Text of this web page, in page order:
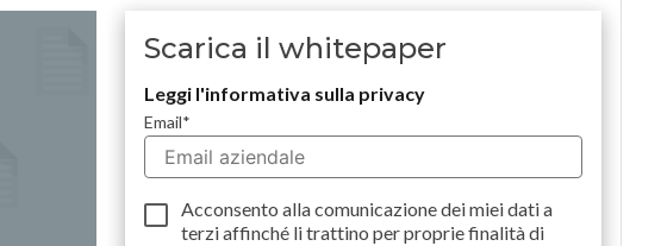
Podcast
Scarica il whitepaper
Leggi l'informativa sulla privacy
Email*
Acconsento alla comunicazione dei miei dati a
terziaffinché li trattino per proprie finalità di